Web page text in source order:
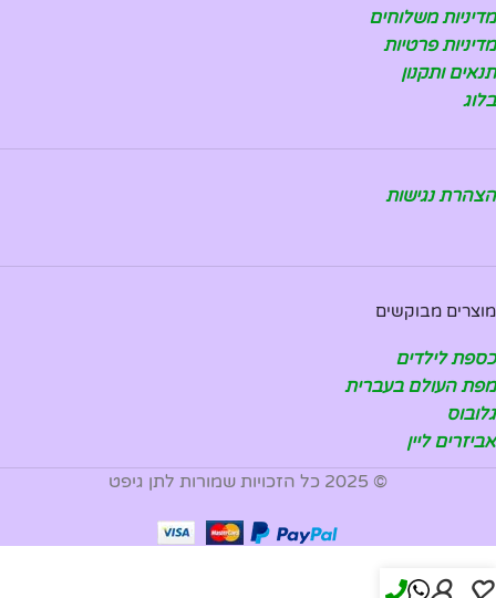
מדיניות משלוחים
מדיניות פרטיות
תנאים ותקנון
בלוג
הצהרת נגישות
מוצרים מבוקשים
כספת לילדים
מפת העולם בעברית
גלובוס
אביזרים ליין
© 2025 כל הזכויות שמורות לתן גיפט